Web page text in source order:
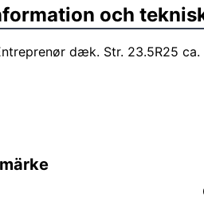
och
dæk. Str. 23.5R25 ca.